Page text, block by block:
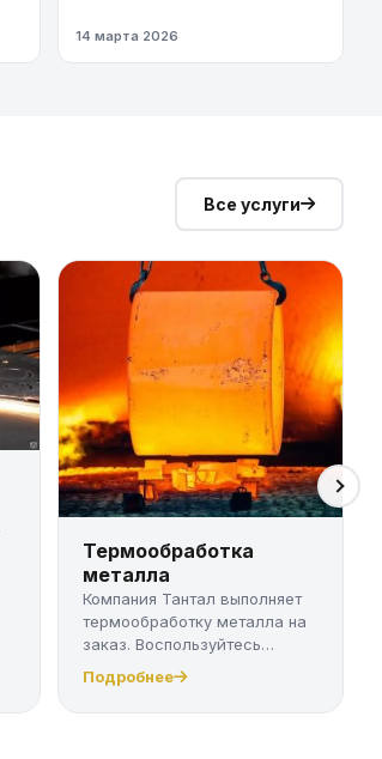
14 марта 2026
Все услуги
Термообработка
металла
Компания Тантал выполняет
термообработку металла на
заказ. Воспользуйтесь
качест...
Подробнее